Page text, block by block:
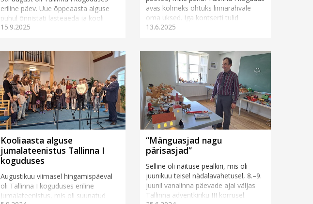
eriline päev. Uue õppeaasta alguse
puhul õnnistati lasteaeda ja kooli
minejaid ning kõiki kogudusega
15.9.2025
avas kolmeks õhtuks linnarahvale
oma uksed. Iga kontserti tulid
kuulama ka mõningad koguduse
13.6.2025
Kooliaasta alguse
jumalateenistus Tallinna I
koguduses
Augustikuu viimasel hingamispäeval
oli Tallinna I koguduses eriline
jumalateenistus, mis oli suunatud
“Mänguasjad nagu
pärisasjad”
Selline oli näituse pealkiri, mis oli
juunikuu teisel nädalavahetusel, 8.–9.
juunil vanalinna päevade ajal väljas
Tallinna adventkiriku III korrusel.